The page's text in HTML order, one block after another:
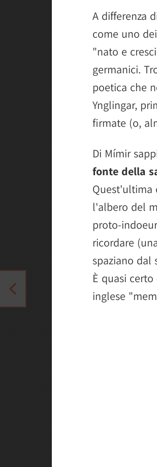
A differenza
come uno
"nato e
germanici.
poetica che
Ynglingar,
firmate (o,
Di Mímir
fonte della
Quest'ultima
l'albero del
proto-
ricordare
spaziano dal
È quasi
inglese